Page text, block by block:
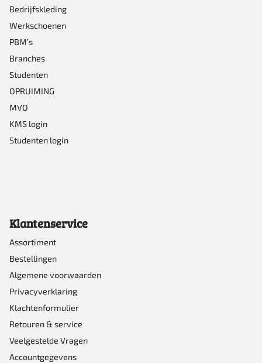
Bedrijfskleding
Werkschoenen
PBM’s
Branches
Studenten
OPRUIMING
MVO
KMS login
Studenten login
Klantenservice
Assortiment
Bestellingen
Algemene voorwaarden
Privacyverklaring
Klachtenformulier
Retouren & service
Veelgestelde Vragen
Accountgegevens